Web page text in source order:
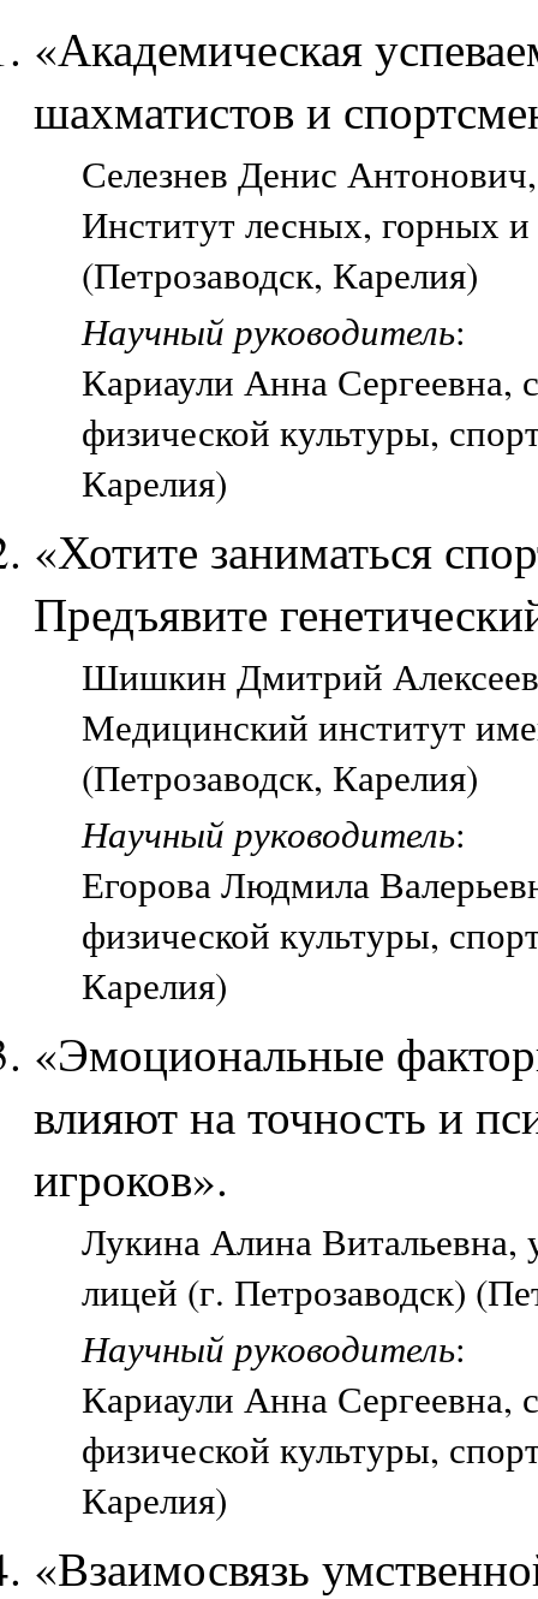
«Академическая
шахматистов и
Селезнев Денис
Институт лесных, горных
(Петрозаводск, Карелия)
Научный руководитель:
Кариаули Анна Сергеевна,
физической культуры,
Карелия)
«Хотите заниматься
Предъявите
Шишкин Дмитрий
Медицинский институт
(Петрозаводск, Карелия)
Научный руководитель:
Егорова Людмила
физической культуры,
Карелия)
«Эмоциональные
влияют на точность и
игроков».
Лукина Алина Витальевна,
лицей (г. Петрозаводск)
Научный руководитель:
Кариаули Анна Сергеевна,
физической культуры,
Карелия)
«Взаимосвязь